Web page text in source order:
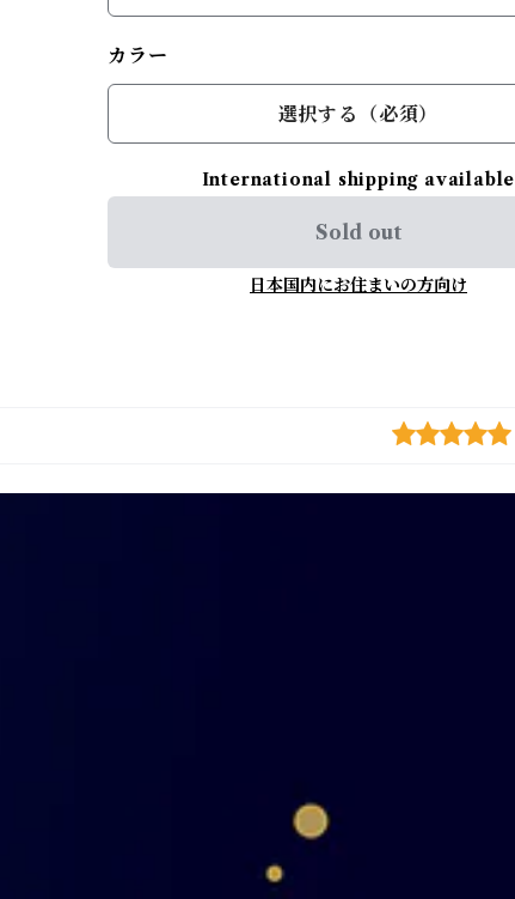
カラー
選択する（必須）
International shipping available
Sold out
日本国内にお住まいの方向け